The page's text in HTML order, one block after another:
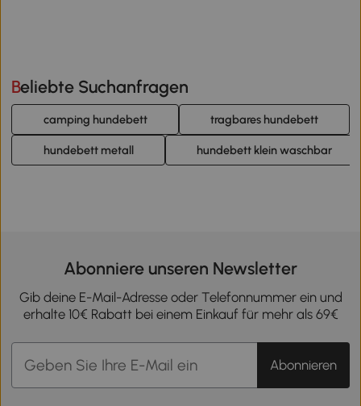
Beliebte Suchanfragen
camping hundebett tragbares hundebett
hundebett metall hundebett klein waschbar
Abonniere unseren Newsletter
Gib deine E-Mail-Adresse oder Telefonnummer ein und
erhalte 10€ Rabatt bei einem Einkauf für mehr als 69€
Abonnieren